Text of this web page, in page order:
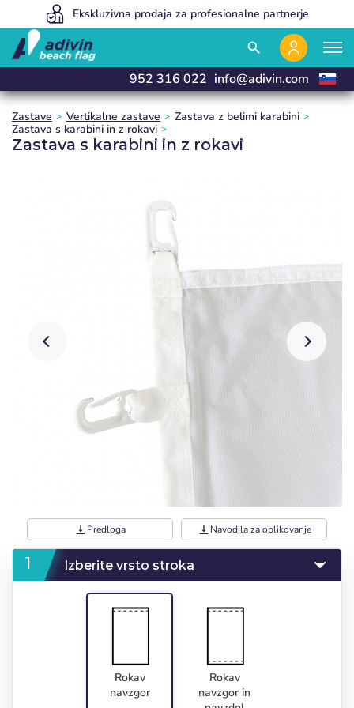
Izdelujemo in dostavimo v 24 urah
Ekskluzivna prodaja za profesionalne partnerje
Our prices are so low because we sell 100% online
search
952 316 022 info@adivin.com
Zastave Vertikalne zastave
Zastava z belimi karabini
Zastava s karabini in z rokavi
Zastava s karabini in z rokavi
vertical_align_bottom Predloga vertical_align_bottom Navodila za oblikovanje
Izberite vrsto stroka
Rokav
navzgor
Rokav
navzgor in